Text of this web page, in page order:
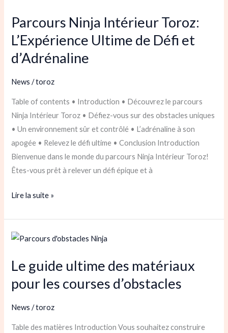
Parcours Ninja Intérieur Toroz:
L’Expérience Ultime de Défi et
d’Adrénaline
News /toroz
Table of contents • Introduction • Découvrez le parcours
Ninja Intérieur Toroz • Défiez-vous sur des obstacles uniques
• Un environnement sûr et contrôlé • L’adrénaline à son
apogée • Relevez le défi ultime • Conclusion Introduction
Bienvenue dans le monde du parcours Ninja Intérieur Toroz!
Êtes-vous prêt à relever un défi épique et à
Toroz:
L’Expérience
de
Défi
d’Adrénaline
Lire la suite »
Le guide ultime des matériaux
pour les courses d’obstacles
News /toroz
Table des matières Introduction Vous souhaitez construire
Le
ultime
matériaux
pour